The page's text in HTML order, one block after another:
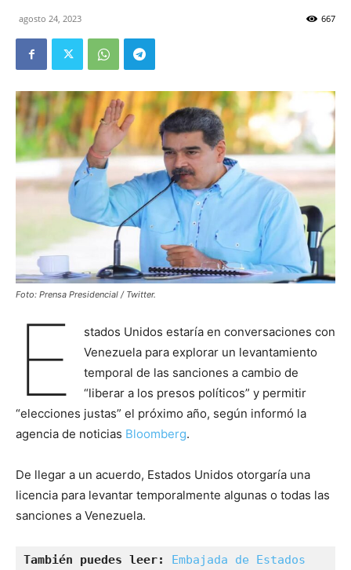
agosto 24, 2023 667
Foto: Prensa Presidencial / Twitter.
E
stados Unidos estaría en conversaciones con
Venezuela para explorar un levantamiento
temporal de las sanciones a cambio de
“liberar a los presos políticos” y permitir
“elecciones justas” el próximo año, según informó la
agencia de noticias Bloomberg.
De llegar a un acuerdo, Estados Unidos otorgaría una
licencia para levantar temporalmente algunas o todas las
sanciones a Venezuela.
También puedes leer:
Embajada de Estados